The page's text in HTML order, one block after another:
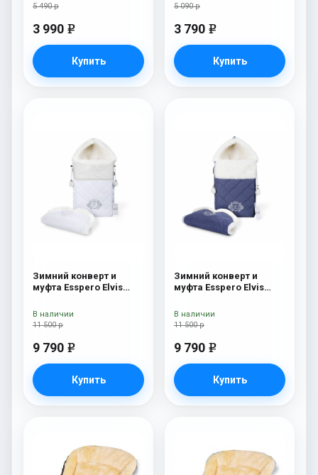
5 490 р
3 990 e
Купить
5 090 р
3 790 e
Купить
Зимний конверт и
муфта Esspero Elvis
Like
11 500 р
9 790 e
Купить
В наличии
Зимний конверт и
муфта Esspero Elvis
11 500 р
9 790 e
Купить
В наличии